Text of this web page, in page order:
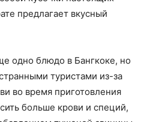
предлагает вкусный
одно блюдо в Бангкоке, но
туристами из-за
во время приготовления
больше крови и специй,